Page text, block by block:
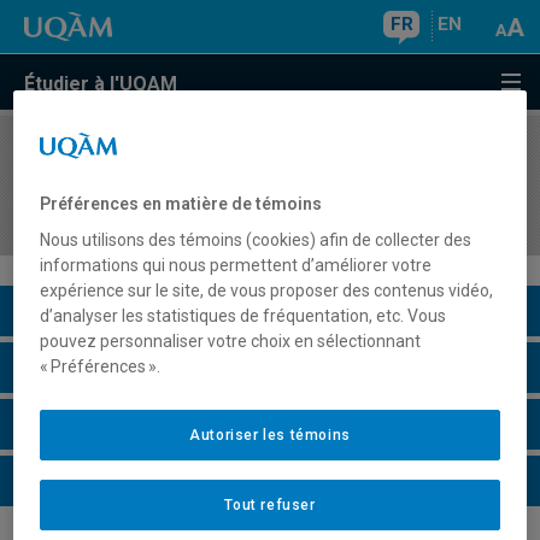
FR EN
Étudier à l'UQAM
COURS//
ressources humaines
Description du cours
Horaire - Été 2026
Horaire - Automne 2026
Horaire - Hiver 2027
Préférences en matière de témoins
Nous utilisons des témoins (cookies) afin de collecter des
informations qui nous permettent d’améliorer votre
expérience sur le site, de vous proposer des contenus vidéo,
d’analyser les statistiques de fréquentation, etc. Vous
pouvez personnaliser votre choix en sélectionnant
« Préférences ».
Tout refuser
Autoriser les témoins